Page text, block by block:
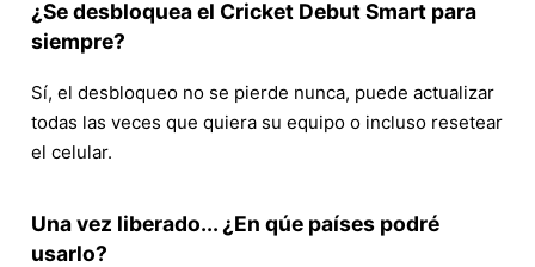
¿Se desbloquea el Cricket Debut Smart para
siempre?
Sí, el desbloqueo no se pierde nunca, puede actualizar
todas las veces que quiera su equipo o incluso resetear
el celular.
Una vez liberado... ¿En qúe países podré
usarlo?